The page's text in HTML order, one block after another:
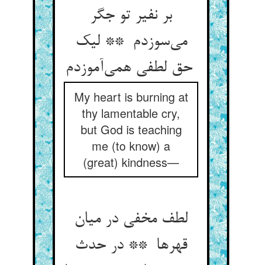
بر نفیر تو جگر
می‌سوزدم ** لیک
حق لطفی همی‌آموزدم
My heart is burning at
thy lamentable cry,
but God is teaching
me (to know) a
(great) kindness—
لطف مخفی در میان
قهرها ** در حدث